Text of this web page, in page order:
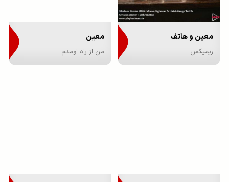
معین و هاتف
ریمیکس
معین
من از راه اومدم